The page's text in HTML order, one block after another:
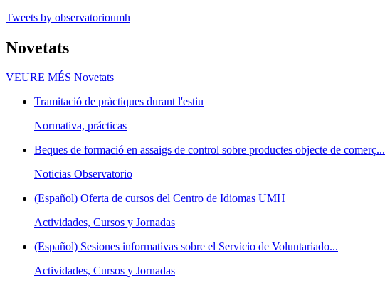
Tweets by observatorioumh
Novetats
VEURE MÉS Novetats
Tramitació de pràctiques durant l'estiu
Normativa, prácticas
Beques de formació en assaigs de control sobre productes objecte de comerç...
Noticias Observatorio
(Español) Oferta de cursos del Centro de Idiomas UMH
Actividades, Cursos y Jornadas
(Español) Sesiones informativas sobre el Servicio de Voluntariado...
Actividades, Cursos y Jornadas